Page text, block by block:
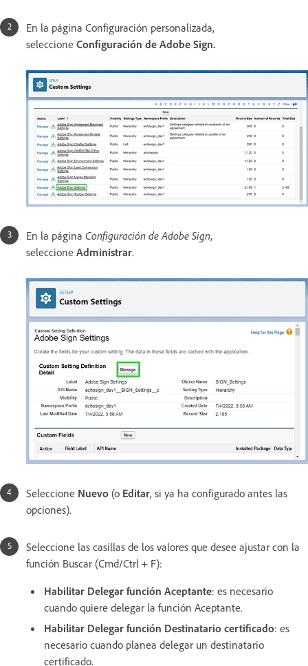
En la página Configuración personalizada,
seleccione Configuración de Adobe Sign.
En la página Configuración de Adobe Sign,
seleccione Administrar.
Seleccione Nuevo (o Editar, si ya ha configurado antes las
opciones).
Seleccione las casillas de los valores que desee ajustar con la
función Buscar (Cmd/Ctrl + F):
Habilitar Delegar función Aceptante: es necesario
cuando quiere delegar la función Aceptante.
Habilitar Delegar función Destinatario certificado: es
necesario cuando planea delegar un destinatario
certificado.